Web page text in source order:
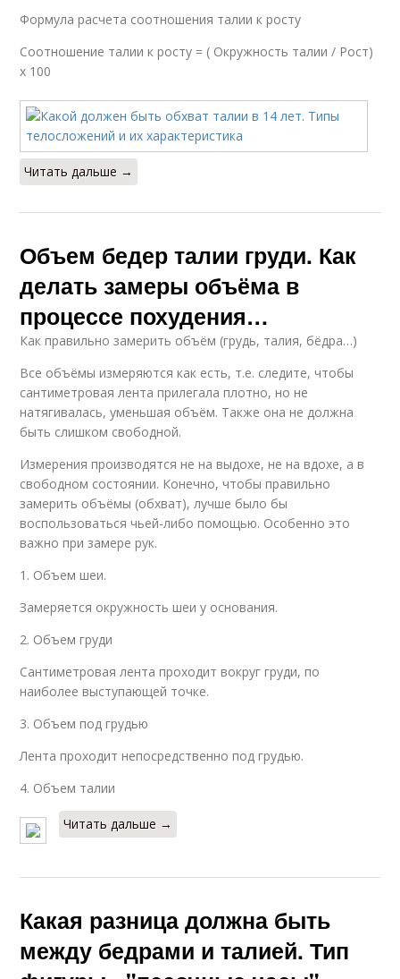
Формула расчета соотношения талии к росту
Соотношение талии к росту = ( Окружность талии / Рост)
x 100
Читать дальше →
Объем бедер талии груди. Как
делать замеры объёма в
процессе похудения…
Как правильно замерить объём (грудь, талия, бёдра…)
Все объёмы измеряются как есть, т.е. следите, чтобы
сантиметровая лента прилегала плотно, но не
натягивалась, уменьшая объём. Также она не должна
быть слишком свободной.
Измерения производятся не на выдохе, не на вдохе, а в
свободном состоянии. Конечно, чтобы правильно
замерить объёмы (обхват), лучше было бы
воспользоваться чьей-либо помощью. Особенно это
важно при замере рук.
1. Объем шеи.
Замеряется окружность шеи у основания.
2. Объем груди
Сантиметровая лента проходит вокруг груди, по
наиболее выступающей точке.
3. Объем под грудью
Лента проходит непосредственно под грудью.
4. Объем талии
Читать дальше →
Какая разница должна быть
между бедрами и талией. Тип